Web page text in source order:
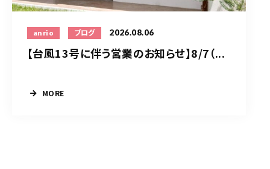
anrio ブログ 2026.08.06
【台風13号に伴う営業のお知らせ】8/7（...
MORE